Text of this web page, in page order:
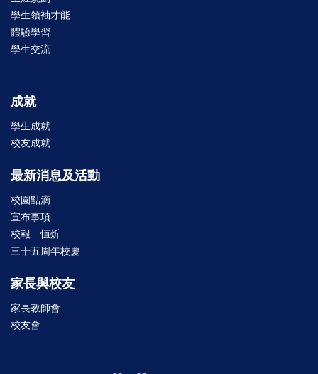
學生領袖才能
體驗學習
學生交流
成就
學生成就
校友成就
最新消息及活動
校園點滴
宣布事項
校報—恒炘
三十五周年校慶
家長與校友
家長教師會
校友會